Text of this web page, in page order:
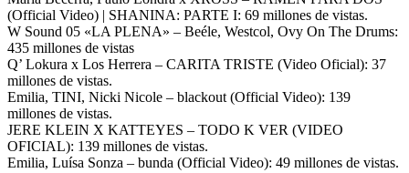
(Official Video) | SHANINA: PARTE I: 69 millones de vistas.
W Sound 05 «LA PLENA» – Beéle, Westcol, Ovy On The Drums:
435 millones de vistas
Q’ Lokura x Los Herrera – CARITA TRISTE (Video Oficial): 37
millones de vistas.
Emilia, TINI, Nicki Nicole – blackout (Official Video): 139
millones de vistas.
JERE KLEIN X KATTEYES – TODO K VER (VIDEO
OFICIAL): 139 millones de vistas.
Emilia, Luísa Sonza – bunda (Official Video): 49 millones de vistas.